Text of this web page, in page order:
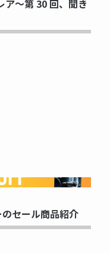
ア～第 30 回、聞き
セール商品紹介